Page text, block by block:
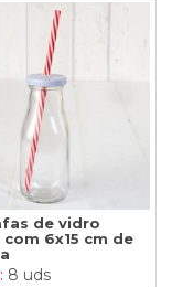
de vidro
6x15 cm de
8 uds